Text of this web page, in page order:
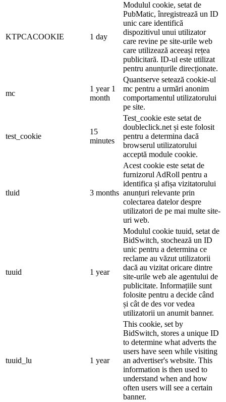
KTPCACOOKIE 1 day
Modulul cookie, setat de
PubMatic, înregistrează un ID
unic care identifică
dispozitivul unui utilizator
care revine pe site-urile web
care utilizează aceeași rețea
publicitară. ID-ul este utilizat
pentru anunțurile direcționate.
mc
1 year 1
month
Quantserve setează cookie-ul
mc pentru a urmări anonim
comportamentul utilizatorului
pe site.
test_cookie
15
minutes
Test_cookie este setat de
doubleclick.net și este folosit
pentru a determina dacă
browserul utilizatorului
acceptă module cookie.
tluid 3 months
Acest cookie este setat de
furnizorul AdRoll pentru a
identifica și afișa vizitatorului
anunțuri relevante prin
colectarea datelor despre
utilizatori de pe mai multe site-
uri web.
tuuid 1 year
Modulul cookie tuuid, setat de
BidSwitch, stochează un ID
unic pentru a determina ce
reclame au văzut utilizatorii
dacă au vizitat oricare dintre
site-urile web ale agentului de
publicitate. Informațiile sunt
folosite pentru a decide când
și cât de des vor vedea
utilizatorii un anumit banner.
tuuid_lu 1 year
This cookie, set by
BidSwitch, stores a unique ID
to determine what adverts the
users have seen while visiting
an advertiser's website. This
information is then used to
understand when and how
often users will see a certain
banner.